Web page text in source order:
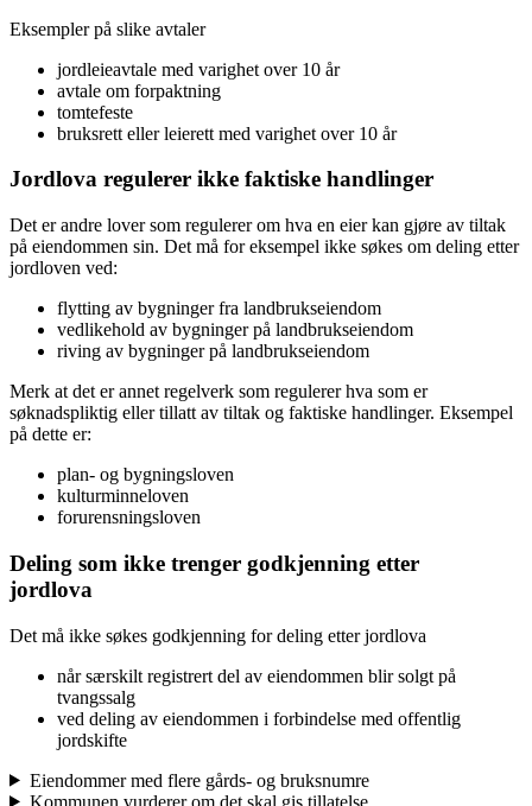
Eksempler på slike avtaler
jordleieavtale med varighet over 10 år
avtale om forpaktning
tomtefeste
bruksrett eller leierett med varighet over 10 år
Jordlova regulerer ikke faktiske handlinger
Det er andre lover som regulerer om hva en eier kan gjøre av tiltak
på eiendommen sin. Det må for eksempel ikke søkes om deling etter
jordloven ved:
flytting av bygninger fra landbrukseiendom
vedlikehold av bygninger på landbrukseiendom
riving av bygninger på landbrukseiendom
Merk at det er annet regelverk som regulerer hva som er
søknadspliktig eller tillatt av tiltak og faktiske handlinger. Eksempel
på dette er:
plan- og bygningsloven
kulturminneloven
forurensningsloven
Deling som ikke trenger godkjenning etter
jordlova
Det må ikke søkes godkjenning for deling etter jordlova
når særskilt registrert del av eiendommen blir solgt på
tvangssalg
ved deling av eiendommen i forbindelse med offentlig
jordskifte
Eiendommer med flere gårds- og bruksnumre
Kommunen vurderer om det skal gis tillatelse